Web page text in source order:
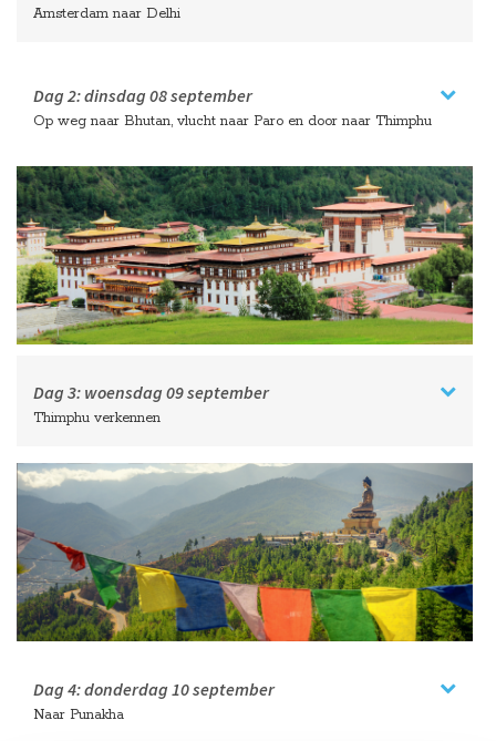
Amsterdam naar Delhi
Dag 2:dinsdag 08 september
Op weg naar Bhutan, vlucht naar Paro en door naar Thimphu
Dag 3: woensdag 09 september
Thimphu verkennen
Dag 4:donderdag 10 september
Naar Punakha